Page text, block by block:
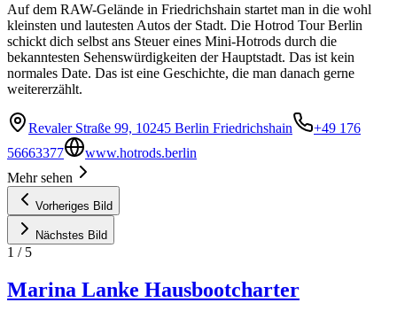
Auf dem RAW-Gelände in Friedrichshain startet man in die wohl
kleinsten und lautesten Autos der Stadt. Die Hotrod Tour Berlin
schickt dich selbst ans Steuer eines Mini-Hotrods durch die
bekanntesten Sehenswürdigkeiten der Hauptstadt. Das ist kein
normales Date. Das ist eine Geschichte, die man danach gerne
weitererzählt.
Revaler Straße 99, 10245 Berlin Friedrichshain
+49 176
56663377
www.hotrods.berlin
Mehr sehen
Vorheriges Bild
Nächstes Bild
1 / 5
Marina Lanke Hausbootcharter